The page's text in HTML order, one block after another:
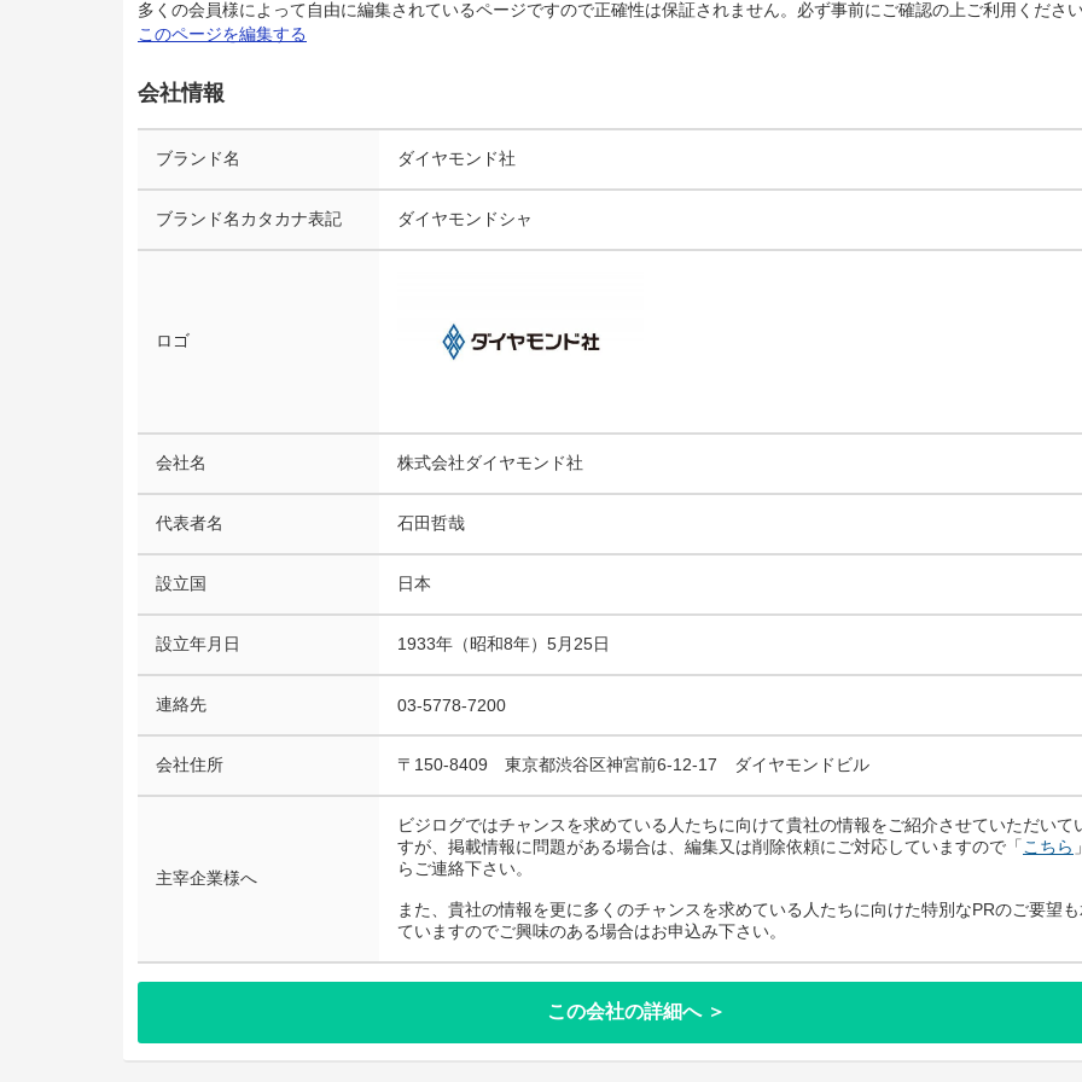
多くの会員様によって自由に編集されているページですので正確性は保証されません。必ず事前にご確認の上ご利用くださ
このページを編集する
会社情報
ブランド名 ダイヤモンド社
ブランド名カタカナ表記 ダイヤモンドシャ
ロゴ
会社名 株式会社ダイヤモンド社
代表者名 石田哲哉
設立国 日本
設立年月日 1933年（昭和8年）5月25日
連絡先 03-5778-7200
会社住所 〒150-8409 東京都渋谷区神宮前6-12-17 ダイヤモンドビル
主宰企業様へ
ビジログではチャンスを求めている人たちに向けて貴社の情報をご紹介させていただいて
すが、掲載情報に問題がある場合は、編集又は削除依頼にご対応していますので「 こちら
らご連絡下さい。
また、貴社の情報を更に多くのチャンスを求めている人たちに向けた特別なPRのご要望
ていますのでご興味のある場合はお申込み下さい。
この会社の詳細へ ＞